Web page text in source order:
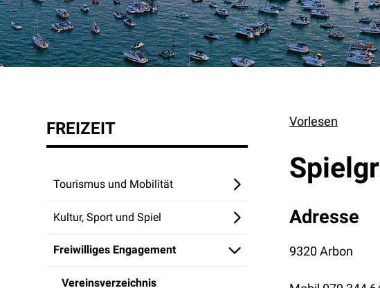
Vorlesen
Adresse
9320 Arbon
FREIZEIT
Tourismus und Mobilität
Kultur, Sport und Spiel
Freiwilliges Engagement
Vereinsverzeichnis